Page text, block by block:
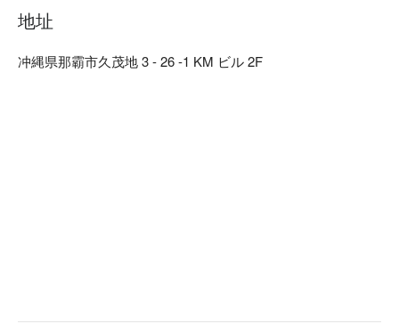
心、安全。本店将当地食材融合法式、中式、日式手法，重新
定义创造出超越国籍的原创料理！
东坡肉塔可饭：入口即化的软嫩东坡肉，搭配辛辣的莎莎酱，
地址
冲縄県那霸市久茂地 3 - 26 -1 KM ビル 2F